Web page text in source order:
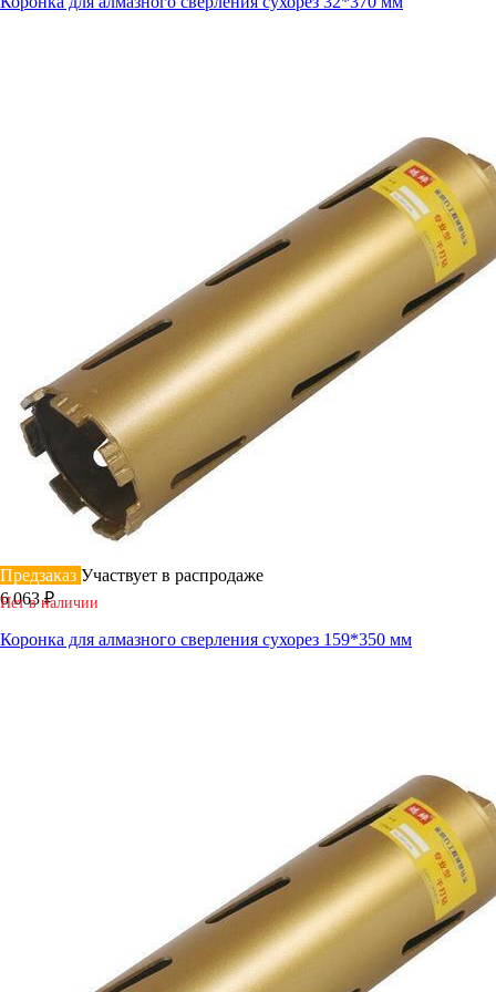
Предзаказ Участвует в распродаже
6 063 ₽
Нет в наличии
Коронка для алмазного сверления сухорез 159*350 мм